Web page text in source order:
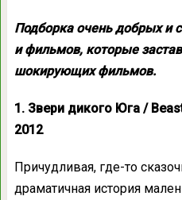
Подборка очень добрых и
и фильмов, которые
шокирующих фильмов.
1. Звери дикого Юга /
2012
Причудливая, где-то
драматичная история